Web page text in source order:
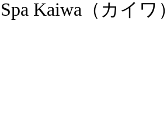
Kaiwa（カイワ）